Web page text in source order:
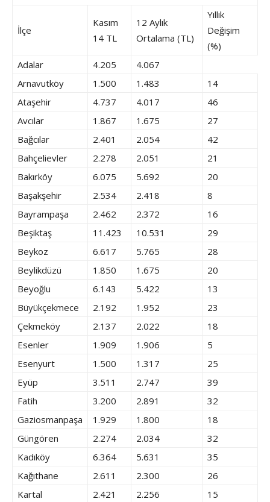
İlçe
Kasım
14 TL
12 Aylık
Ortalama (TL)
Yıllık
Değişim
(%)
Adalar
4.205
4.067
Arnavutköy
1.500 1.483
14
Ataşehir
4.737 4.017
46
Avcılar
1.867 1.675
27
Bağcılar
2.401 2.054
42
Bahçelievler
2.278 2.051
21
Bakırköy
6.075 5.692
20
Başakşehir
2.534 2.418
8
Bayrampaşa
2.462 2.372
16
Beşiktaş
11.423 10.531
29
Beykoz
6.617 5.765
28
Beylikdüzü
1.850 1.675
20
Beyoğlu
6.143 5.422
13
Büyükçekmece
2.192 1.952
23
Çekmeköy
2.137 2.022
18
Esenler
1.909 1.906
5
Esenyurt
1.500 1.317
25
Eyüp
3.511 2.747
39
Fatih
3.200 2.891
32
Gaziosmanpaşa
1.929 1.800
18
Güngören
2.274 2.034
32
Kadıköy
6.364 5.631
35
Kağıthane
2.611 2.300
26
Kartal
2.421 2.256 15